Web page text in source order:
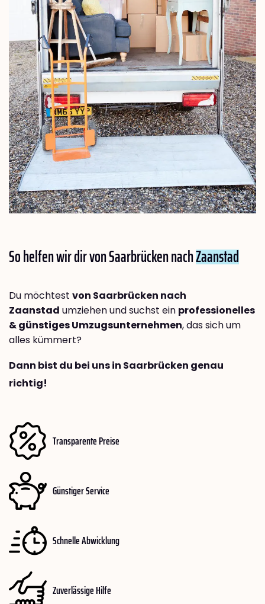
So helfen wir dir von Saarbrücken nachZaanstad
Du möchtest von Saarbrücken nach
Zaanstad umziehen und suchst ein professionelles
& günstiges Umzugsunternehmen, das sich um
alles kümmert?
Dann bist du bei uns in Saarbrücken genau
richtig!
Transparente Preise
Günstiger Service
Schnelle Abwicklung
Zuverlässige Hilfe